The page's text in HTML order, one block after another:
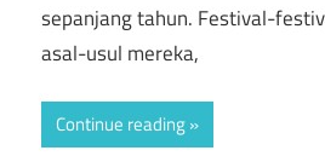
sepanjang tahun. Festival-
asal-usul mereka,
Continue reading